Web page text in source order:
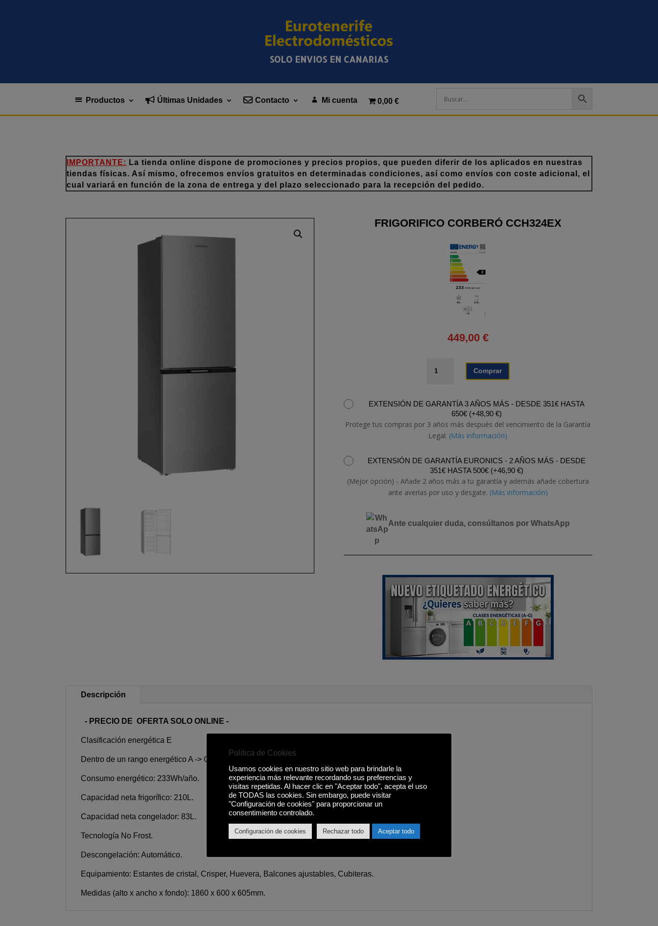
SOLO ENVIOS EN CANARIAS
Productos Últimas Unidades Contacto Mi cuenta 0,00 €
IMPORTANTE: La tienda online dispone de promociones y precios propios, que pueden diferir de los aplicados en nuestras
tiendas físicas. Así mismo, ofrecemos envíos gratuitos en determinadas condiciones, así como envíos con coste adicional, el
cual variará en función de la zona de entrega y del plazo seleccionado para la recepción del pedido.
FRIGORIFICO CORBERÓ CCH324EX
449,00 €
FRIGORIFICO
CORBERÓ
Comprar
EXTENSIÓN DE GARANTÍA 3 AÑOS MÁS - DESDE 351€ HASTA
650€ (+48,90 €)
Protege tus compras por 3 años más después del vencimiento de la Garantía
Legal. (Más información)
EXTENSIÓN DE GARANTÍA EURONICS - 2 AÑOS MÁS - DESDE
351€ HASTA 500€ (+46,90 €)
(Mejor opción) - Añade 2 años más a tu garantía y además añade cobertura
ante averías por uso y desgate. (Más información)
Ante cualquier duda, consúltanos por WhatsApp
Descripción
- PRECIO DE OFERTA SOLO ONLINE -
Clasificación energética E
Dentro de un rango energético A -> G
Consumo energético: 233Wh/año.
Capacidad neta frigorífico: 210L.
Capacidad neta congelador: 83L.
Tecnología No Frost.
Descongelación: Automático.
Equipamiento: Estantes de cristal, Crisper, Huevera, Balcones ajustables, Cubiteras.
Medidas (alto x ancho x fondo): 1860 x 600 x 605mm.
Política de Cookies
Usamos cookies en nuestro sitio web para brindarle la
experiencia más relevante recordando sus preferencias y
visitas repetidas. Al hacer clic en "Aceptar todo", acepta el uso
de TODAS las cookies. Sin embargo, puede visitar
"Configuración de cookies" para proporcionar un
consentimiento controlado.
Configuración de cookies Rechazar todo Aceptar todo